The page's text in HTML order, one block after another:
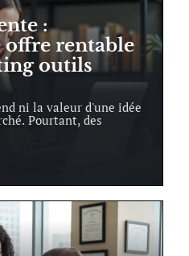
:
rentable
outils
ni la valeur d'une idée
Pourtant, des